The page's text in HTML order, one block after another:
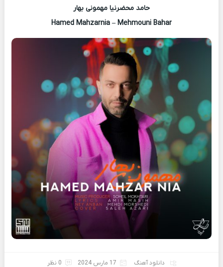
حامد محضرنیا مهمونی بهار
Hamed Mahzarnia – Mehmouni Bahar
دانلود آهنگ 17 مارس 2024 0 نظر